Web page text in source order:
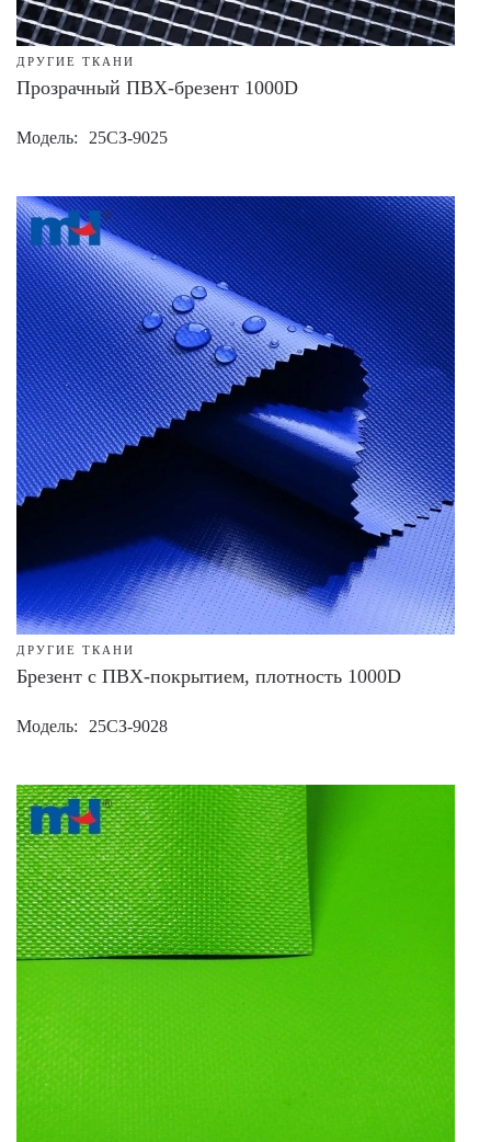
ДРУГИЕ ТКАНИ
Прозрачный ПВХ-брезент 1000D
Модель 25СЗ-9025
ДРУГИЕ ТКАНИ
Брезент с ПВХ-покрытием, плотность 1000D
Модель 25СЗ-9028